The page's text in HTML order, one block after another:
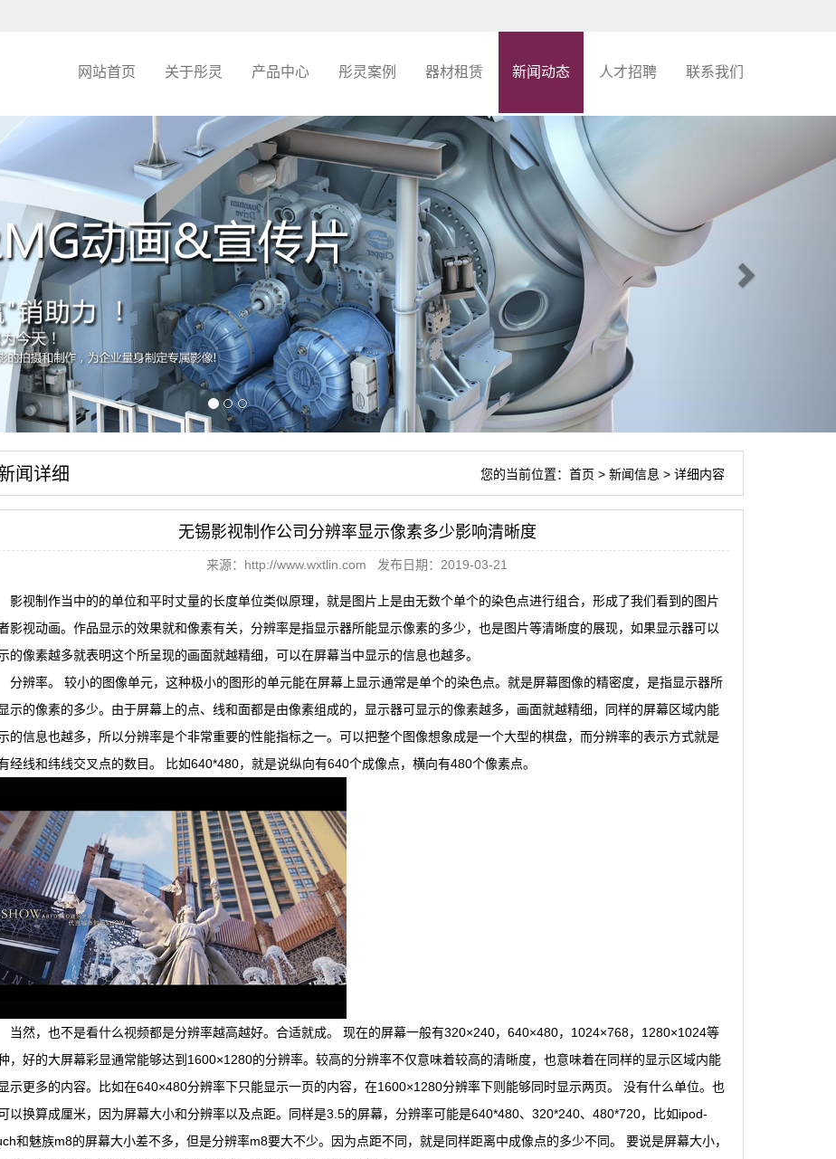
网站首页 关于彤灵 产品中心 彤灵案例 器材租赁 新闻动态 人才招聘 联系我们
闻详细 您的当前位置： 首页 > 新闻信息 > 详细内容
无锡影视制作公司分辨率显示像素多少影响清晰度
来源： http://www.wxtlin.com 发布日期：2019-03-21
影视制作当中的的单位和平时丈量的长度单位类似原理，就是图片上是由无数个单个的染色点进行组合，形成了我们看到的图片
影视动画。作品显示的效果就和像素有关，分辨率是指显示器所能显示像素的多少，也是图片等清晰度的展现，如果显示器可以
的像素越多就表明这个所呈现的画面就越精细，可以在屏幕当中显示的信息也越多。
分辨率。 较小的图像单元，这种极小的图形的单元能在屏幕上显示通常是单个的染色点。就是屏幕图像的精密度，是指显示器所
示的像素的多少。由于屏幕上的点、线和面都是由像素组成的，显示器可显示的像素越多，画面就越精细，同样的屏幕区域内能
的信息也越多，所以分辨率是个非常重要的性能指标之一。可以把整个图像想象成是一个大型的棋盘，而分辨率的表示方式就是
经线和纬线交叉点的数目。 比如640*480，就是说纵向有640个成像点，横向有480个像素点。
当然，也不是看什么视频都是分辨率越高越好。合适就成。 现在的屏幕一般有320×240，640×480，1024×768，1280×1024等
，好的大屏幕彩显通常能够达到1600×1280的分辨率。较高的分辨率不仅意味着较高的清晰度，也意味着在同样的显示区域内能
示更多的内容。比如在640×480分辨率下只能显示一页的内容，在1600×1280分辨率下则能够同时显示两页。 没有什么单位。也
以换算成厘米，因为屏幕大小和分辨率以及点距。同样是3.5的屏幕，分辨率可能是640*480、320*240、480*720，比如ipod-
和魅族m8的屏幕大小差不多，但是分辨率m8要大不少。因为点距不同，就是同样距离中成像点的多少不同。 要说是屏幕大小，